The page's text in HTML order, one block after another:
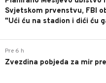
Svjetskom prvenstvu, FBI
"Ući ću na stadion i dići ću
Pre 6 h
Zvezdina pobjeda za mir